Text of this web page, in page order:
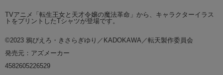
TVアニメ「転生王女と天才令嬢の魔法革命」から、キャラクターイラス
トをプリントしたTシャツが登場です。
©2023 鴉ぴえろ・きさらぎゆり／KADOKAWA／転天製作委員会
発売元：アズメーカー
4582605226529